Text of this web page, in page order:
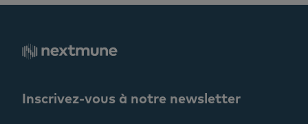
Inscrivez-vous à notre newsletter